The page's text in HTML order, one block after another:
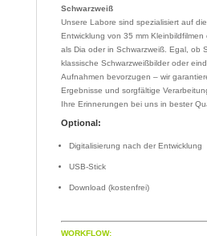
Schwarzweiß
Unsere Labore sind spezialisiert auf
Entwicklung von 35 mm Kleinbildfilmen
als Dia oder in Schwarzweiß. Egal, ob
klassische Schwarzweißbilder oder
Aufnahmen bevorzugen – wir
Ergebnisse und sorgfältige
Ihre Erinnerungen bei uns in bester
Optional:
Digitalisierung nach der Entwicklung
USB-Stick
Download (kostenfrei)
WORKFLOW: